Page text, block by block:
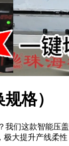
格）
们这款智能压
大提升产线柔